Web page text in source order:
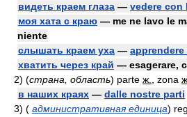
видеть краем глаза — vedere con
моя хата с краю — me ne lavo le
niente
слышать краем уха —
хватить через край — esagerare,
2) (страна, область) parte ж. , zona ж.
в наших краях — dalle nostre parti
3) ( административная единица)